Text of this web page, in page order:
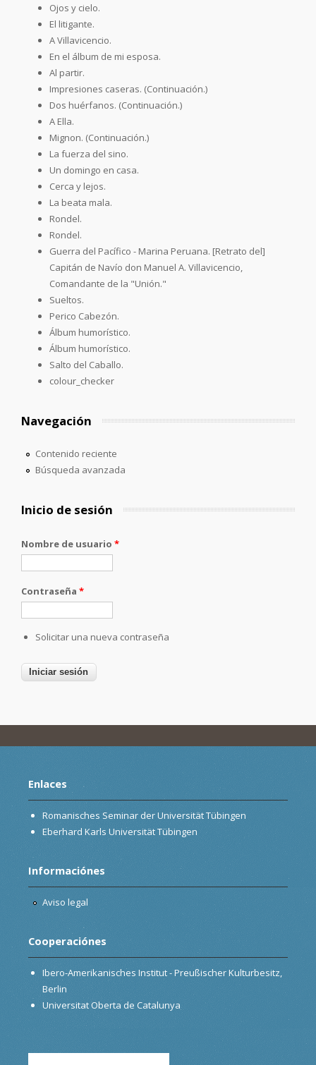
Ojos y cielo.
El litigante.
A Villavicencio.
En el álbum de mi esposa.
Al partir.
Impresiones caseras. (Continuación.)
Dos huérfanos. (Continuación.)
A Ella.
Mignon. (Continuación.)
La fuerza del sino.
Un domingo en casa.
Cerca y lejos.
La beata mala.
Rondel.
Rondel.
Guerra del Pacífico - Marina Peruana. [Retrato del]
Capitán de Navío don Manuel A. Villavicencio,
Comandante de la "Unión."
Sueltos.
Perico Cabezón.
Álbum humorístico.
Álbum humorístico.
Salto del Caballo.
colour_checker
Navegación
Contenido reciente
Búsqueda avanzada
Inicio de sesión
Nombre de usuario *
Contraseña *
Solicitar una nueva contraseña
Enlaces
Romanisches Seminar der Universität Tübingen
Eberhard Karls Universität Tübingen
Informaciónes
Aviso legal
Cooperaciónes
Ibero-Amerikanisches Institut - Preußischer Kulturbesitz,
Berlin
Universitat Oberta de Catalunya